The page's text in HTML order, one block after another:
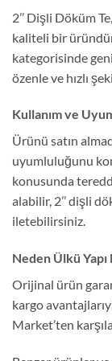
2’’ Dişli Döküm
kaliteli bir
kategorisinde
özenle ve hızlı
Kullanım ve
Ürünü satın
uyumluluğunu
konusunda
alabilir, 2’’ dişli
iletebilirsiniz.
Neden Ülkü
Orijinal ürün
kargo
Market’ten